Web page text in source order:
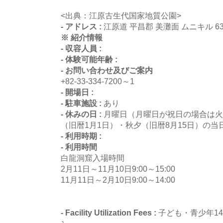
<出典：江原古生代国家地質公園>
- アドレス : 江原道 平昌郡 美灘面 ムニキル
※ 紹介情報
- 収容人員 :
- 体験可能年齢 :
- お問い合わせ及びご案内
+82-33-334-7200～1
- 開場日 :
- 駐車施設 : あり
- 休みの日 : 月曜日（月曜日が祝日の場合は
（旧暦1月1日）・秋夕（旧暦8月15日）の当
- 利用時期 :
- 利用時間
白龍洞窟入場時間
2月11日～11月10日9:00～15:00
11月11日～2月10日9:00～14:00
- Facility Utilization Fees : 子ども・青少年